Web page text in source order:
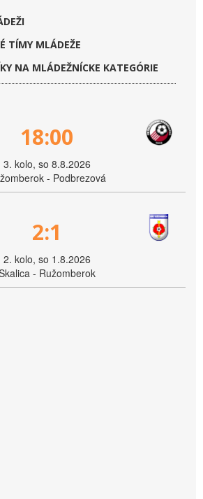
TÍMY MLÁDEŽE
NA MLÁDEŽNÍCKE KATEGÓRIE
18:00
3. kolo, so 8.8.2026
- Podbrezová
2:1
2. kolo, so 1.8.2026
- Ružomberok